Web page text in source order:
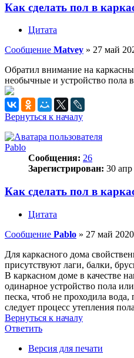
Как сделать пол в
Цитата
Сообщение Matvey » 27 май
Обратил внимание на
необычные и устройство пола
Вернуться к началу
Pablo
Сообщения: 26
Зарегистрирован: 30
Как сделать пол в
Цитата
Сообщение Pablo » 27 май
Для каркасного дома
присутствуют лаги, балки,
В каркасном доме в качестве
одинарное устройство пола
песка, чтоб не проходила
следует процесс утепления
Вернуться к началу
Ответить
Ответить
Версия для печати